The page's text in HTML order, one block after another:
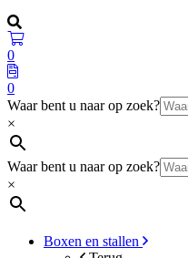
0
0
Waar bent u naar op zoek?
×
Waar bent u naar op zoek?
×
Boxen en stallen